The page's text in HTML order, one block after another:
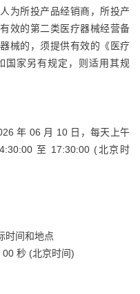
为所投产品经销商，所投产
效的第二类医疗器械经营备
械的，须提供有效的《医疗
国家另有规定，则适用其规
年 06 月 10 日，每天上午
至 17:30:00 (北京时
时间和地点
秒 (北京时间)